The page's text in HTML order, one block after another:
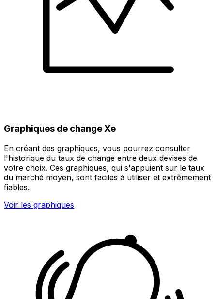
Graphiques de change Xe
En créant des graphiques, vous pourrez consulter
l'historique du taux de change entre deux devises de
votre choix. Ces graphiques, qui s'appuient sur le taux
du marché moyen, sont faciles à utiliser et extrêmement
fiables.
Voir les graphiques